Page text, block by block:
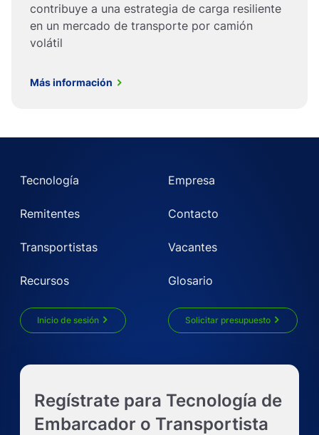
contribuye a una estrategia de carga resiliente
en un mercado de transporte por camión
volátil
Más información
Tecnología
Remitentes
Transportistas
Recursos
Inicio de sesión
Empresa
Contacto
Vacantes
Glosario
Solicitar presupuesto
Obtenga un presupuesto LTL al instante
Solicitar presupuesto de camión completo
Regístrate para Tecnología de
Embarcador o Transportista